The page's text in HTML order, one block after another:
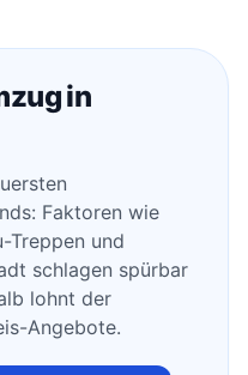
in
Faktoren wie
Treppen und
schlagen spürbar
lohnt der
Angebote.